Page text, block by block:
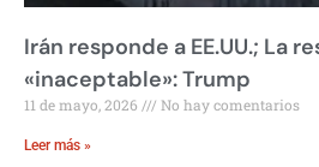
Irán responde a EE.UU.; La
«inaceptable»: Trump
11 de mayo, 2026 No hay comentarios
Leer más »